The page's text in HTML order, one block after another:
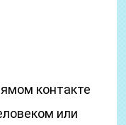
контакте
или